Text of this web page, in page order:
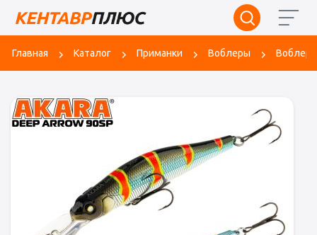
Главная Каталог Приманки Воблеры Воблер